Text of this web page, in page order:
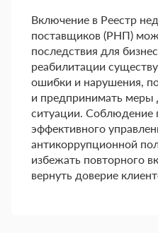
Включение в Реестр
поставщиков (РНП)
последствия для
реабилитации
ошибки и нарушения,
и предпринимать меры
ситуации. Соблюдение
эффективного
антикоррупционной
избежать повторного
вернуть доверие